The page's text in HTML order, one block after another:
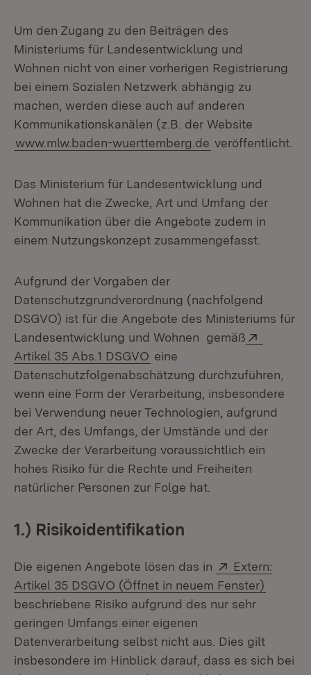
Um den Zugang zu den Beiträgen des
Ministeriums für Landesentwicklung und
Wohnen nicht von einer vorherigen Registrierung
bei einem Sozialen Netzwerk abhängig zu
machen, werden diese auch auf anderen
Kommunikationskanälen (z.B. der Website
www.mlw.baden-wuerttemberg.de veröffentlicht.
Das Ministerium für Landesentwicklung und
Wohnen hat die Zwecke, Art und Umfang der
Kommunikation über die Angebote zudem in
einem Nutzungskonzept zusammengefasst.
Aufgrund der Vorgaben der
Datenschutzgrundverordnung (nachfolgend
DSGVO) ist für die Angebote des Ministeriums für
Landesentwicklung und Wohnen gemäß
Artikel 35 Abs.1 DSGVO (Öffnet in neuem Fenster)
eine
Datenschutzfolgenabschätzung durchzuführen,
wenn eine Form der Verarbeitung, insbesondere
bei Verwendung neuer Technologien, aufgrund
der Art, des Umfangs, der Umstände und der
Zwecke der Verarbeitung voraussichtlich ein
hohes Risiko für die Rechte und Freiheiten
natürlicher Personen zur Folge hat.
1.) Risikoidentifikation
Die eigenen Angebote lösen das in Extern:
Extern:
Artikel 35 DSGVO (Öffnet in neuem Fenster)
beschriebene Risiko aufgrund des nur sehr
geringen Umfangs einer eigenen
Datenverarbeitung selbst nicht aus. Dies gilt
insbesondere im Hinblick darauf, dass es sich bei